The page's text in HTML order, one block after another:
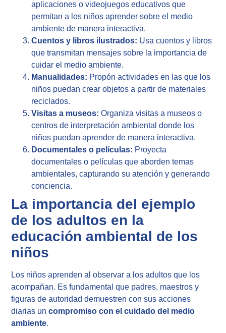
aplicaciones o videojuegos educativos que
permitan a los niños aprender sobre el medio
ambiente de manera interactiva.
Cuentos y libros ilustrados: Usa cuentos y libros
que transmitan mensajes sobre la importancia de
cuidar el medio ambiente.
Manualidades: Propón actividades en las que los
niños puedan crear objetos a partir de materiales
reciclados.
Visitas a museos: Organiza visitas a museos o
centros de interpretación ambiental donde los
niños puedan aprender de manera interactiva.
Documentales o películas: Proyecta
documentales o películas que aborden temas
ambientales, capturando su atención y generando
conciencia.
La importancia del ejemplo
de los adultos en la
educación ambiental de los
niños
Los niños aprenden al observar a los adultos que los
acompañan. Es fundamental que padres, maestros y
figuras de autoridad demuestren con sus acciones
diarias uncompromiso con el cuidado del medio
ambiente.